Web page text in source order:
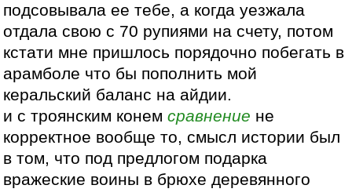
подсовывала ее тебе, а когда уезжала
отдала свою с 70 рупиями на счету, потом
кстати мне пришлось порядочно побегать в
арамболе что бы пополнить мой
керальский баланс на айдии.
и с троянским конемсравнение не
корректное вообще то, смысл истории был
в том, что под предлогом подарка
вражеские воины в брюхе деревянного